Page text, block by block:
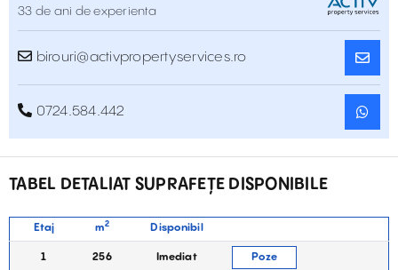
33 de ani de experienta
birouri@activpropertyservices.ro
0724.584.442
TABEL DETALIAT SUPRAFEȚE DISPONIBILE
Etaj m2 Disponibil
1 256 Imediat Poze